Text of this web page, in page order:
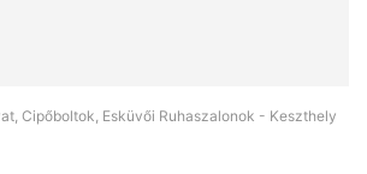
Cipőboltok, Esküvői Ruhaszalonok - Keszthely